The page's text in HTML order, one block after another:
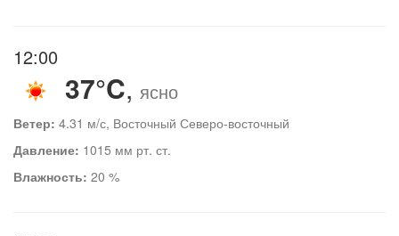
12:00
37°C, ясно
Ветер: 4.31 м/с, Восточный Северо-восточный
Давление: 1015 мм рт. ст.
Влажность: 20 %